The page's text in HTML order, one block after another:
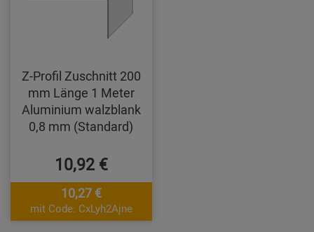
Z-Profil Zuschnitt 200
mm Länge 1 Meter
Aluminium walzblank
0,8 mm (Standard)
10,92 €
10,27 €
mit Code: CxLyh2Ajne